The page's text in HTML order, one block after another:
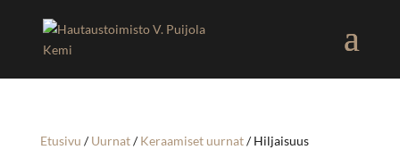
Etusivu /Uurnat/Keraamiset uurnat/ Hiljaisuus